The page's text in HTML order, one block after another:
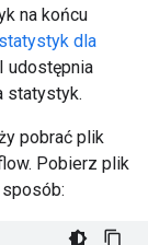
na końcu
dla
udostępnia
statystyk.
pobrać plik
Pobierz plik